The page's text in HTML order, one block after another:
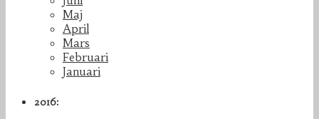
Maj
April
Mars
Februari
Januari
2016: